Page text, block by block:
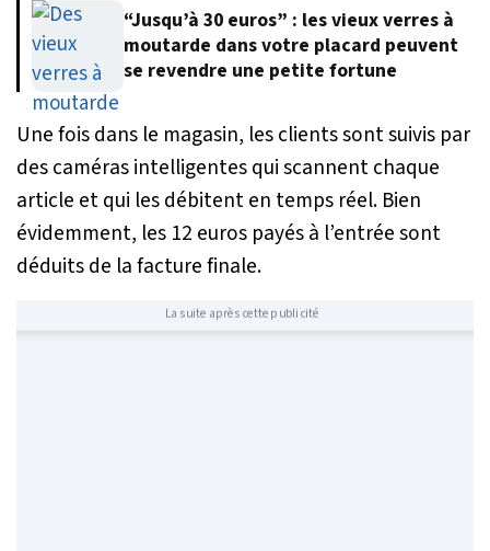
“Jusqu’à 30 euros” : les vieux verres à
moutarde dans votre placard peuvent
se revendre une petite fortune
Une fois dans le magasin, les clients sont suivis par
des caméras intelligentes qui scannent chaque
article et qui les débitent en temps réel. Bien
évidemment, les 12 euros payés à l’entrée sont
déduits de la facture finale.
La suite après cette publicité